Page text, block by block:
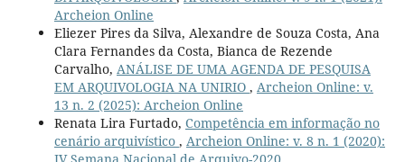
Archeion Online
Eliezer Pires da Silva, Alexandre de Souza Costa, Ana
Clara Fernandes da Costa, Bianca de Rezende
Carvalho, ANÁLISE DE UMA AGENDA DE PESQUISA
EM ARQUIVOLOGIA NA UNIRIO , Archeion Online: v.
13 n. 2 (2025): Archeion Online
Renata Lira Furtado, Competência em informação no
cenário arquivístico , Archeion Online: v. 8 n. 1 (2020):